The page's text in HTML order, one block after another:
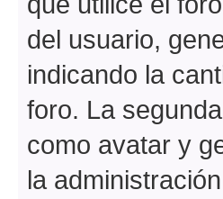
del usuario,
indicando la
foro. La
como avatar y
la